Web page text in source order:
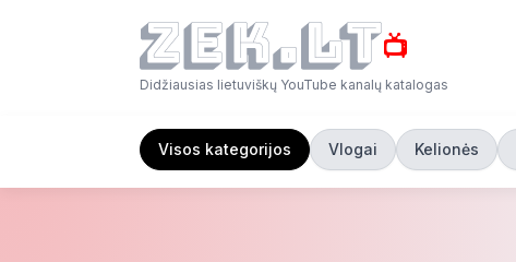
📺
Didžiausias lietuviškų YouTube kanalų katalogas
Visos kategorijos Vlogai Kelionės